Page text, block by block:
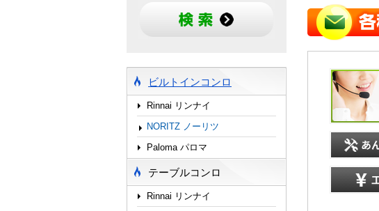
ビルトインコンロ
Rinnai リンナイ
NORITZ ノーリツ
Paloma パロマ
テーブルコンロ
Rinnai リンナイ